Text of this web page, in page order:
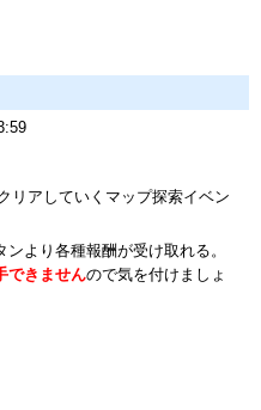
リアしていくマップ探索イベン
より各種報酬が受け取れる。
できませんので気を付けましょ